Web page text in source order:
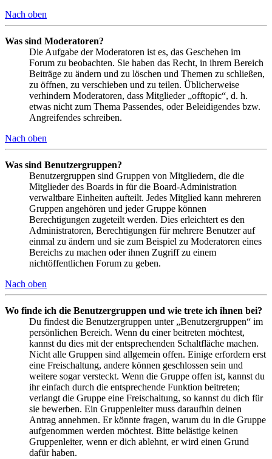
Nach oben
Was sind Moderatoren?
Die Aufgabe der Moderatoren ist es, das Geschehen im
Forum zu beobachten. Sie haben das Recht, in ihrem Bereich
Beiträge zu ändern und zu löschen und Themen zu schließen,
zu öffnen, zu verschieben und zu teilen. Üblicherweise
verhindern Moderatoren, dass Mitglieder „offtopic“, d. h.
etwas nicht zum Thema Passendes, oder Beleidigendes bzw.
Angreifendes schreiben.
Nach oben
Was sind Benutzergruppen?
Benutzergruppen sind Gruppen von Mitgliedern, die die
Mitglieder des Boards in für die Board-Administration
verwaltbare Einheiten aufteilt. Jedes Mitglied kann mehreren
Gruppen angehören und jeder Gruppe können
Berechtigungen zugeteilt werden. Dies erleichtert es den
Administratoren, Berechtigungen für mehrere Benutzer auf
einmal zu ändern und sie zum Beispiel zu Moderatoren eines
Bereichs zu machen oder ihnen Zugriff zu einem
nichtöffentlichen Forum zu geben.
Nach oben
Wo finde ich die Benutzergruppen und wie trete ich ihnen bei?
Du findest die Benutzergruppen unter „Benutzergruppen“ im
persönlichen Bereich. Wenn du einer beitreten möchtest,
kannst du dies mit der entsprechenden Schaltfläche machen.
Nicht alle Gruppen sind allgemein offen. Einige erfordern erst
eine Freischaltung, andere können geschlossen sein und
weitere sogar versteckt. Wenn die Gruppe offen ist, kannst du
ihr einfach durch die entsprechende Funktion beitreten;
verlangt die Gruppe eine Freischaltung, so kannst du dich für
sie bewerben. Ein Gruppenleiter muss daraufhin deinen
Antrag annehmen. Er könnte fragen, warum du in die Gruppe
aufgenommen werden möchtest. Bitte belästige keinen
Gruppenleiter, wenn er dich ablehnt, er wird einen Grund
dafür haben.